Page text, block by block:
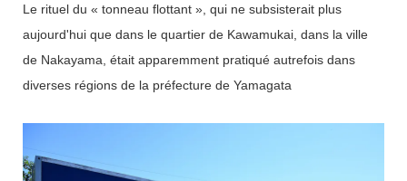
Le rituel du « tonneau flottant », qui ne subsisterait plus
aujourd'hui que dans le quartier de Kawamukai, dans la ville
de Nakayama, était apparemment pratiqué autrefois dans
diverses régions de la préfecture de Yamagata